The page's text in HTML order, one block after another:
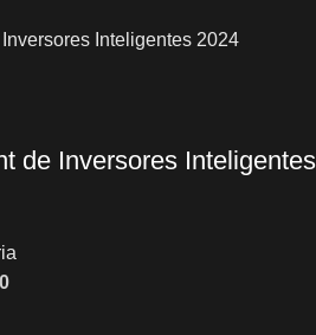
de Inversores Inteligentes